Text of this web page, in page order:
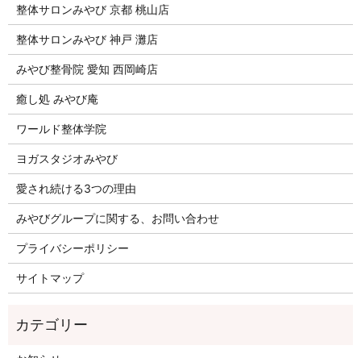
整体サロンみやび 京都 桃山店
整体サロンみやび 神戸 灘店
みやび整骨院 愛知 西岡崎店
癒し処 みやび庵
ワールド整体学院
ヨガスタジオみやび
愛され続ける3つの理由
みやびグループに関する、お問い合わせ
プライバシーポリシー
サイトマップ